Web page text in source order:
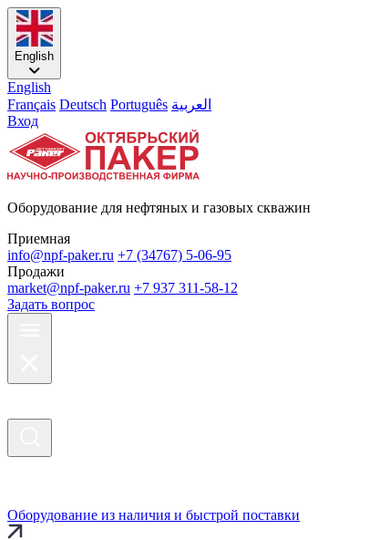
English
English
Français Deutsch Português العربية
Вход
Оборудование для нефтяных и газовых скважин
Приемная
info@npf-paker.ru +7 (34767) 5-06-95
Продажи
market@npf-paker.ru +7 937 311-58-12
Задать вопрос
Оборудование из наличия и быстрой поставки